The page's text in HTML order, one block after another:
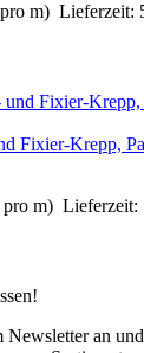
m) Lieferzeit:
Fixier-Krepp,
m) Lieferzeit:
Newsletter an